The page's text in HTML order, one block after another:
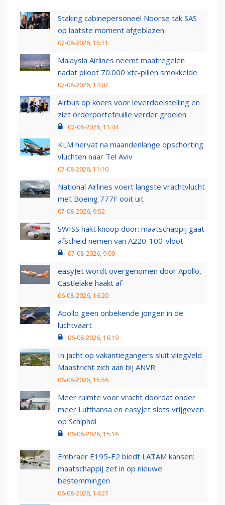
Staking cabinepersoneel Noorse tak SAS
op laatste moment afgeblazen
07-08-2026, 15:11
Malaysia Airlines neemt maatregelen
nadat piloot 70.000 xtc-pillen smokkelde
07-08-2026, 14:07
Airbus op koers voor leverdoelstelling en
ziet orderportefeuille verder groeien
07-08-2026, 11:44
KLM hervat na maandenlange opschorting
vluchten naar Tel Aviv
07-08-2026, 11:10
National Airlines voert langste vrachtvlucht
met Boeing 777F ooit uit
07-08-2026, 9:52
SWISS hakt knoop door: maatschappij gaat
afscheid nemen van A220-100-vloot
07-08-2026, 9:09
easyJet wordt overgenomen door Apollo,
Castlelake haakt af
06-08-2026, 16:20
Apollo geen onbekende jongen in de
luchtvaart
06-08-2026, 16:19
In jacht op vakantiegangers sluit vliegveld
Maastricht zich aan bij ANVR
06-08-2026, 15:56
Meer ruimte voor vracht doordat onder
meer Lufthansa en easyJet slots vrijgeven
op Schiphol
06-08-2026, 15:16
Embraer E195-E2 biedt LATAM kansen:
maatschappij zet in op nieuwe
bestemmingen
06-08-2026, 14:27